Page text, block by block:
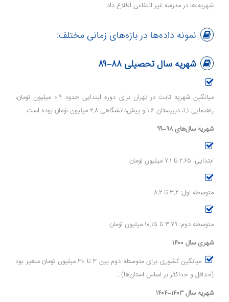
شهریه ها در مدرسه غیر انتفاعی اطلاع داد.
نمونه داده‌ها در بازه‌های زمانی مختلف:
شهریه سال تحصیلی ۸۸–۸۹
میانگین شهریه ثابت در تهران برای دوره ابتدایی حدود ۰.۹ میلیون تومان،
راهنمایی ۱.۱، دبیرستان ۱.۶ و پیش‌دانشگاهی ۲.۸ میلیون تومان بوده است
شهریه سال‌های ۹۸–۹۹
ابتدایی: ۲.۶۵ تا ۷.۱ میلیون تومان
متوسطه اول: ۳.۲ تا ۸.۲
متوسطه دوم: ۳.۷۹ تا ۱۰.۱۵ میلیون تومان
شهری سال ۱۴۰۰
میانگین کشوری برای متوسطه دوم بین ۳ تا ۳۰ میلیون تومان متغیر بود
(حداقل و حداکثر بر اساس استان‌ها) .
شهریه سال ۱۴۰۳–۱۴۰۴